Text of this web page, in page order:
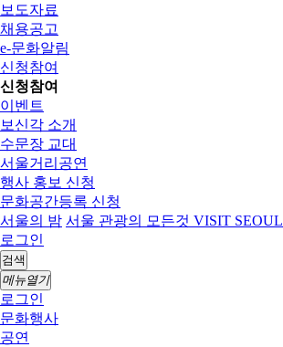
보도자료
채용공고
e-문화알림
신청참여
신청참여
이벤트
보신각 소개
수문장 교대
서울거리공연
행사 홍보 신청
문화공간등록 신청
서울의 밤 서울 관광의 모든것 VISIT SEOUL
로그인
검색
메뉴열기
로그인
문화행사
공연